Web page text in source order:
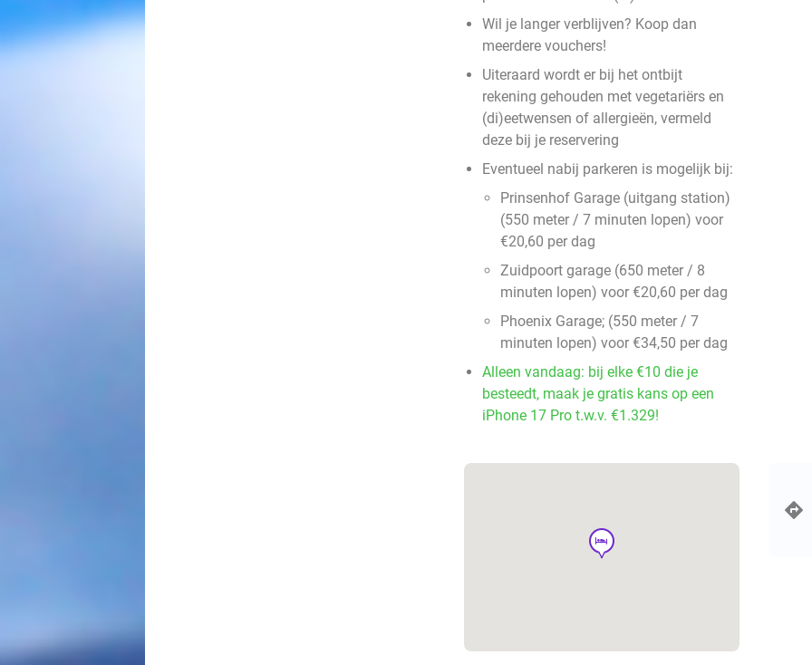
Wil je langer verblijven? Koop dan
meerdere vouchers!
Uiteraard wordt er bij het ontbijt
rekening gehouden met vegetariërs en
(di)eetwensen of allergieën, vermeld
deze bij je reservering
Eventueel nabij parkeren is mogelijk bij:
Prinsenhof Garage (uitgang station)
(550 meter / 7 minuten lopen) voor
€20,60 per dag
Zuidpoort garage (650 meter / 8
minuten lopen) voor €20,60 per dag
Phoenix Garage; (550 meter / 7
minuten lopen) voor €34,50 per dag
Alleen vandaag: bij elke €10 die je
besteedt, maak je gratis kans op een
iPhone 17 Pro t.w.v. €1.329!
hotel